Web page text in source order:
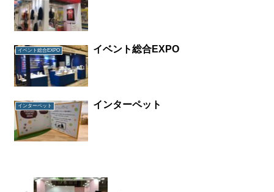
イベント総合EXPO イベント総合EXPO
インターペット インターペット